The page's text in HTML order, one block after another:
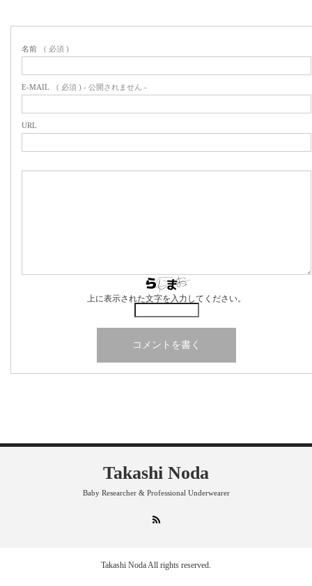
名前 ( 必須 )
E-MAIL ( 必須 ) - 公開されません -
URL
上に表示された文字を入力してください。
Takashi Noda
Baby Researcher & Professional Underwearer
Takashi NodaAll rights reserved.